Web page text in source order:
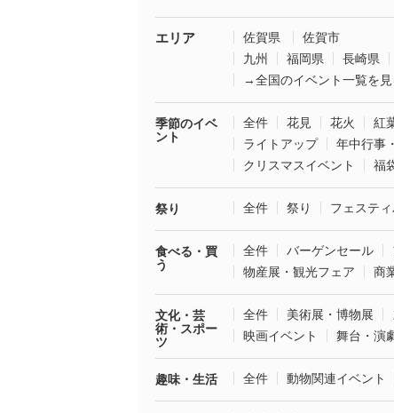
エリア 佐賀県
佐賀市
九州
福岡県 長崎県
→全国のイベント一覧を見
季節のイベ
ント
全件 花見 花火 紅
ライトアップ
年中行事
クリスマスイベント
福
祭り 全件 祭り フェステ
食べる・買
う
全件 バーゲンセール
物産展・観光フェア
商
文化・芸
術・スポー
ツ
全件 美術展・博物展
映画イベント
舞台・演
趣味・生活 全件 動物関連イベント